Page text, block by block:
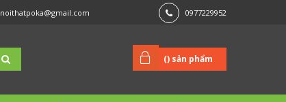
noithatpoka@gmail.com 0977229952
() sản phẩm